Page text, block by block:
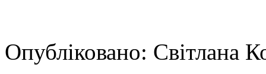
Опубліковано: Світлана